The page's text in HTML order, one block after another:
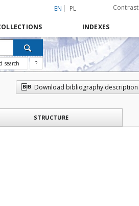
EN PL Contrast
INDEXES
search ?
Download bibliography description
STRUCTURE